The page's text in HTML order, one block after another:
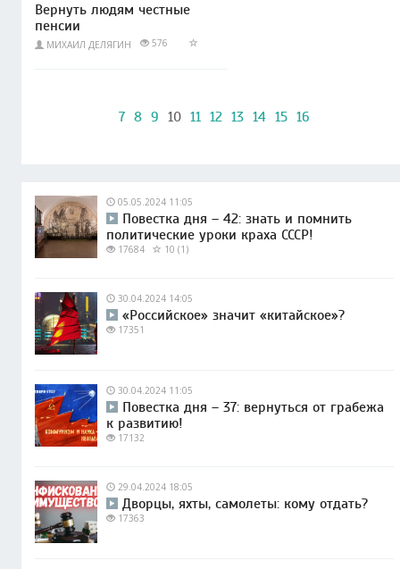
Вернуть людям честные
пенсии
МИХАИЛ ДЕЛЯГИН 576
7 8 9 10 11 12 13 14 15 16
05.05.2024 11:05
Повестка дня – 42: знать и помнить
политические уроки краха СССР!
17684 10 (1)
30.04.2024 14:05
«Российское» значит «китайское»?
17351
30.04.2024 11:05
Повестка дня – 37: вернуться от грабежа
к развитию!
17132
29.04.2024 18:05
Дворцы, яхты, самолеты: кому отдать?
17363